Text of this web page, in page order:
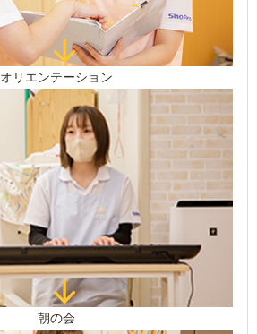
オリエンテーション
朝の会